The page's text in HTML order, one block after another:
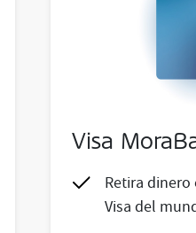
Visa
Retira
Visa del